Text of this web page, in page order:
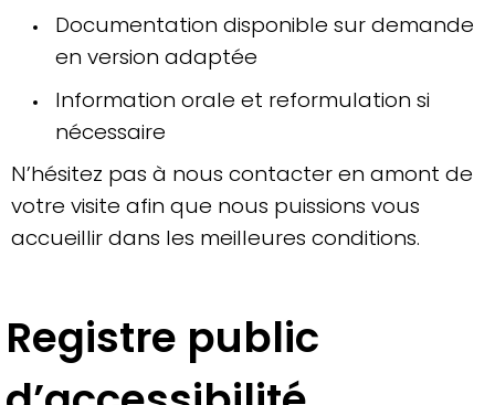
Documentation disponible sur demande
en version adaptée
Information orale et reformulation si
nécessaire
N’hésitez pas à nous contacter en amont de
votre visite afin que nous puissions vous
accueillir dans les meilleures conditions.
Registre public